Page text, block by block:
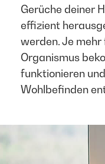
Gerüche deiner
effizient
werden. Je
Organismus
funktionieren
Wohlbefinden